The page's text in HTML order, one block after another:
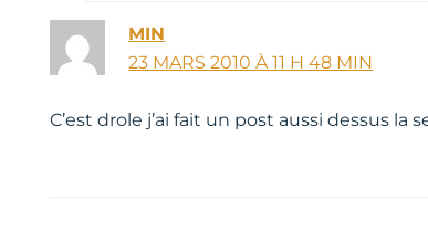
MIN
23 MARS 2010 À 11 H 48 MIN
C’est drole j’ai fait un post aussi dessus la